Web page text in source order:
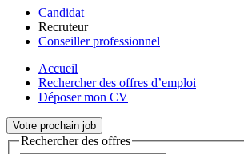
Candidat
Recruteur
Conseiller professionnel
Accueil
Rechercher des offres d’emploi
Déposer mon CV
Votre prochain job
Rechercher des offres